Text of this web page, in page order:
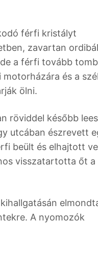
férfi kristályt
zavartan
a férfi tovább
és a
ölni.
röviddel később
utcában észrevett
beült és elhajtott
visszatartotta őt a
A nyomozók